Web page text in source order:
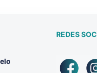
REDES